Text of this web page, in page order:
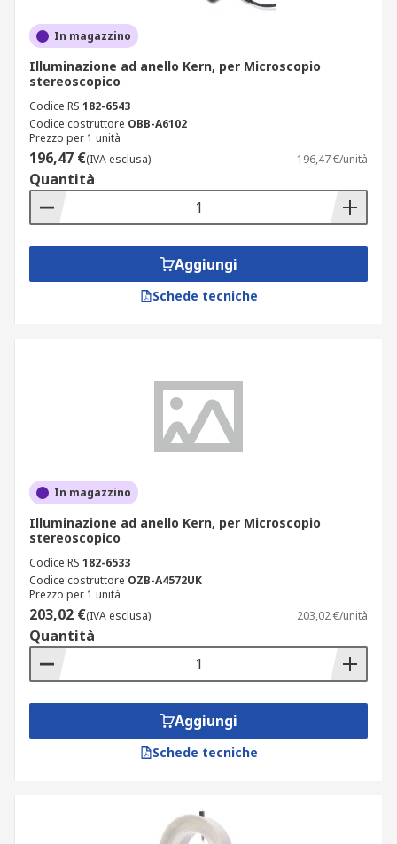
In magazzino
Illuminazione ad anello Kern, per Microscopio
stereoscopico
Codice RS 182-6543
Codice costruttore OBB-A6102
Prezzo per 1 unità
196,47 €(IVA esclusa) 196,47 €/unità
Quantità
Aggiungi
Schede tecniche
In magazzino
Illuminazione ad anello Kern, per Microscopio
stereoscopico
Codice RS 182-6533
Codice costruttore OZB-A4572UK
Prezzo per 1 unità
203,02 €(IVA esclusa) 203,02 €/unità
Quantità
Aggiungi
Schede tecniche